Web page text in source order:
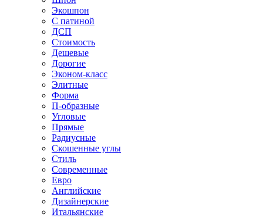
Экошпон
С патиной
ДСП
Стоимость
Дешевые
Дорогие
Эконом-класс
Элитные
Форма
П-образные
Угловые
Прямые
Радиусные
Скошенные углы
Стиль
Современные
Евро
Английские
Дизайнерские
Итальянские